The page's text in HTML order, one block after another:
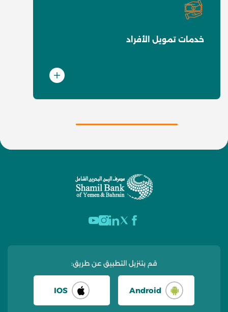
خدمات تمويل الأفراد
قم بتنزيل التطبيق عن طريق:
Android
IOS